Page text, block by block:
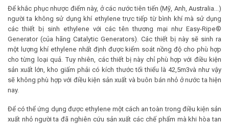
Để khắc phục nhược điểm này, ở các nước tiên tiến (Mỹ, Anh, Australia…)
người ta không sử dụng khí ethylene trực tiếp từ bình khí mà sử dụng
các thiết bị sinh ethylene với các tên thương mại như Easy-Ripe®
Generator (của hãng Catalytic Generators). Các thiết bị này sẽ sinh ra
một lượng khí ethylene nhất định được kiểm soát nồng độ cho phù hợp
cho từng loại quả. Tuy nhiên, các thiết bị này chỉ phù hợp với điều kiện
sản xuất lớn, kho giấm phải có kích thước tối thiểu là 42,5m3và như vậy
sẽ không phù hợp với điều kiện sản xuất và buôn bán nhỏ ở nước ta hiện
nay.
Để có thể ứng dụng được ethylene một cách an toàn trong điều kiện sản
xuất nhỏ người ta đã nghiên cứu sản xuất các chế phẩm mà khi hòa tan